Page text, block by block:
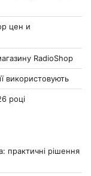
цен и
RadioShop
використовують
році
практичні рішення